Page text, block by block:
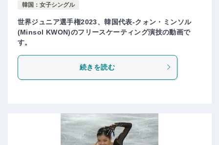
韓国：女子シングル
世界ジュニア選手権2023、韓国代表-クォン・ミンソル
(Minsol KWON)のフリースケーティング演技の動画で
す。
続きを読む